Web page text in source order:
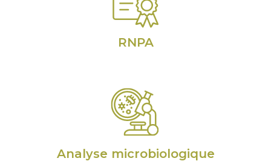
RNPA
Analyse microbiologique